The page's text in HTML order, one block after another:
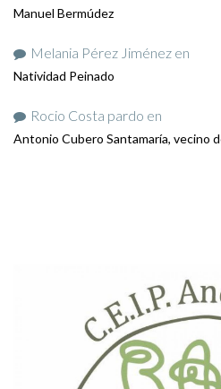
Manuel Bermúdez
Melania Pérez Jiménez en
Natividad Peinado
Rocio Costa pardo en
Antonio Cubero Santamaría, vecino